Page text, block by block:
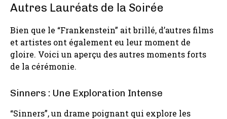
Autres Lauréats de la Soirée
Bien que le “Frankenstein” ait brillé, d’autres films
et artistes ont également eu leur moment de
gloire. Voici un aperçu des autres moments forts
de la cérémonie.
Sinners : Une Exploration Intense
“Sinners”, un drame poignant qui explore les